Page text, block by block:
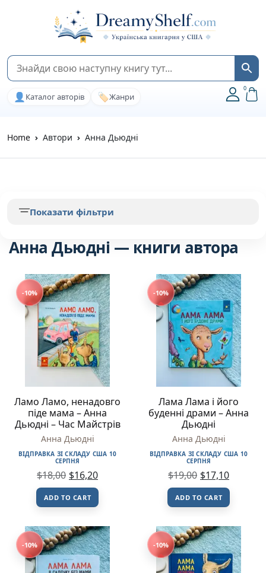
👤 Каталог авторів 🏷️Жанри
0
Home Автори Анна Дьюдні
Анна Дьюдні — книги автора
-10%
Ламо Ламо, ненадовго
піде мама – Анна
Дьюдні – Час Майстрів
Анна Дьюдні
ВІДПРАВКА ЗІ СКЛАДУ США 10
СЕРПНЯ
$18,00 $16,20
ADD TO CART
-10%
Лама Лама і його
буденні драми – Анна
Дьюдні
Анна Дьюдні
ВІДПРАВКА ЗІ СКЛАДУ США 10
СЕРПНЯ
$19,00 $17,10
ADD TO CART
-10% -10%
Показати фільтри